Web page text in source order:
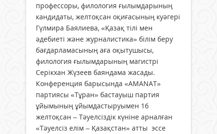
профессоры, филология ғылымдарының
кандидаты, желтоқсан оқиғасының куәгері
Гүлмира Баялиева, «Қазақ тілі мен
әдебиеті және журналистика» білім беру
бағдарламасының аға оқытушысы,
филология ғылымдарының магистрі
Серікхан Жүзеев баяндама жасады.
Конференция барысында «AMANAT»
партиясы «Тұран» бастауыш партия
ұйымының ұйымдастыруымен 16
желтоқсан – Тәуелсіздік күніне арналған
«Тәуелсіз елім – Қазақстан» атты эссе